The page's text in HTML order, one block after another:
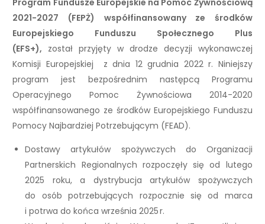
2021-2027 (FEPŻ) współfinansowany ze środków
Europejskiego Funduszu Społecznego Plus
(EFS+), został przyjęty w drodze decyzji wykonawczej
Komisji Europejskiej z dnia 12 grudnia 2022 r. Niniejszy
program jest bezpośrednim następcą Programu
Operacyjnego Pomoc Żywnościowa 2014-2020
współfinansowanego ze środków Europejskiego Funduszu
Pomocy Najbardziej Potrzebującym (FEAD).
Dostawy artykułów spożywczych do Organizacji
Partnerskich Regionalnych rozpoczęły się od lutego
2025 roku, a dystrybucja artykułów spożywczych
do osób potrzebujących rozpocznie się od marca
i potrwa do końca września 2025 r.